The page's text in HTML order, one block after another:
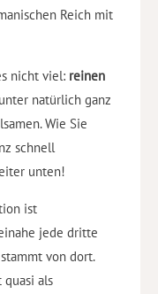
Reich mit
nicht viel: reinen
natürlich ganz
Wie Sie
schnell
unten!
ist
jede dritte
von dort.
als